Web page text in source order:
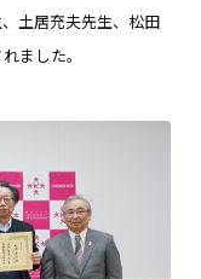
土居充夫先生、松田
ました。